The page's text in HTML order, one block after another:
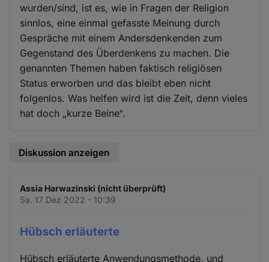
wurden/sind, ist es, wie in Fragen der Religion
sinnlos, eine einmal gefasste Meinung durch
Gespräche mit einem Andersdenkenden zum
Gegenstand des Überdenkens zu machen. Die
genannten Themen haben faktisch religiösen
Status erworben und das bleibt eben nicht
folgenlos. Was helfen wird ist die Zeit, denn vieles
hat doch „kurze Beine“.
Diskussion anzeigen
Assia Harwazinski (nicht überprüft)
Sa. 17 Dez 2022 - 10:39
Hübsch erläuterte
Hübsch erläuterte Anwendungsmethode, und